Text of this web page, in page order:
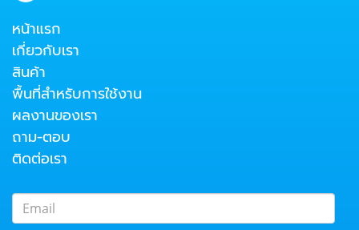
หน้าแรก
เกี่ยวกับเรา
สินค้า
พื้นที่สำหรับการใช้งาน
ผลงานของเรา
ถาม-ตอบ
ติดต่อเรา